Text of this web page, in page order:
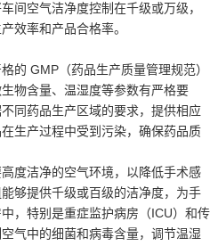
间空气洁净度控制在千级或万级，
效率和产品合格率。
的 GMP（药品生产质量管理规范）
物含量、温湿度等参数有严格要
同药品生产区域的要求，提供相应
生产过程中受到污染，确保药品质
度洁净的空气环境，以降低手术感
够提供千级或百级的洁净度，为手
，特别是重症监护病房（ICU）和传
气中的细菌和病毒含量，调节温湿